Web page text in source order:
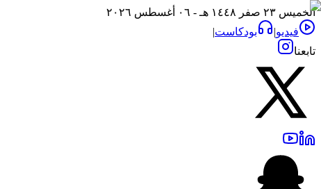
الخميس ٢٣ صفر ١٤٤٨ هـ - ٠٦ أغسطس ٢٠٢٦
فيديو| بودكاست|
تابعنا